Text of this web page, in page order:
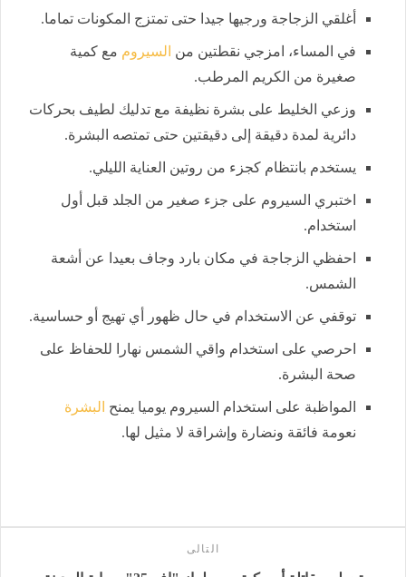
أغلقي الزجاجة ورجيها جيدا حتى تمتزج المكونات تماما.
في المساء، امزجي نقطتين من السيروم مع كمية
صغيرة من الكريم المرطب.
وزعي الخليط على بشرة نظيفة مع تدليك لطيف بحركات
دائرية لمدة دقيقة إلى دقيقتين حتى تمتصه البشرة.
يستخدم بانتظام كجزء من روتين العناية الليلي.
اختبري السيروم على جزء صغير من الجلد قبل أول
استخدام.
احفظي الزجاجة في مكان بارد وجاف بعيدا عن أشعة
الشمس.
توقفي عن الاستخدام في حال ظهور أي تهيج أو حساسية.
احرصي على استخدام واقي الشمس نهارا للحفاظ على
صحة البشرة.
المواظبة على استخدام السيروم يوميا يمنح البشرة
نعومة فائقة ونضارة وإشراقة لا مثيل لها.
التالى